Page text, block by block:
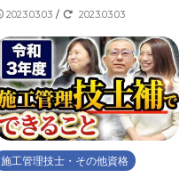
2023.03.03 / 2023.03.03
施工管理技士・その他資格